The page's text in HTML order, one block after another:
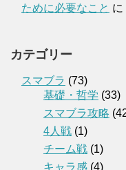
ために必要なこと に
カテゴリー
スマブラ (73)
基礎・哲学 (33)
スマブラ攻略
4人戦 (1)
チーム戦 (1)
キャラ感 (4)